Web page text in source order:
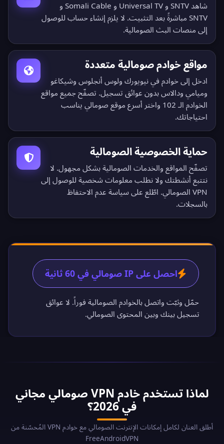
شاهد SNTV و Universal TV و Somali Cable و
SNTV مباشرةً بعد التثبيت. لا يلزم إنشاء حساب للوصول
إلى منصات البث الصومالية.
مواقع خوادم صومالية متعددة
ادخل إلى خوادم في نيويورك ولوس أنجلوس وشيكاغو
وميامي ودالاس بدون عوائق تسجيل. تصفّح جميع مواقع
الخوادم الـ 102
واختر أسرع موقع صومالي يناسب
احتياجاتك.
حماية الخصوصية الصومالية
تصفّح المواقع والخدمات الصومالية بشكل مجهول. لا
نتتبع أنشطتك ولا نطلب معلومات شخصية للوصول إلى
VPN الصومالي. اطّلع على
سياسة عدم الاحتفاظ
بالسجلات.
احصل على IP صومالي في 60 ثانية
حمّل وثبّت واتصل بالخوادم الصومالية فوراً. لا عوائق
تسجيل بينك وبين المحتوى الصومالي.
لماذا تستخدم خادم VPN صومالي مجاني
في 2026؟
أطلق العنان لكامل إمكانات الإنترنت الصومالي مع خوادم VPN المُحسّنة من
FreeAndroidVPN